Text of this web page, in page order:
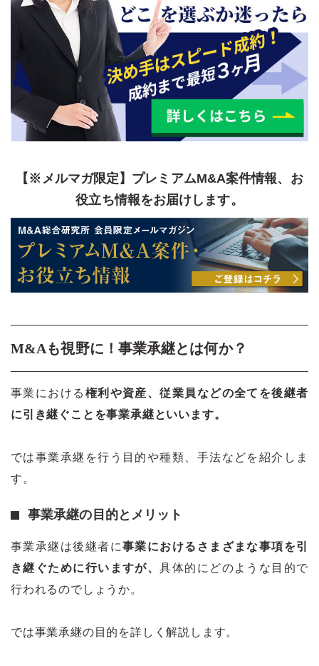
【※メルマガ限定】プレミアムM&A案件情報、お
役立ち情報をお届けします。
M&Aも視野に！事業承継とは何か？
事業における 権利や資産、従業員などの全てを後継者
に引き継ぐことを事業承継といいます。
では事業承継を行う目的や種類、手法などを紹介しま
す。
事業承継の目的とメリット
事業承継は後継者に事業におけるさまざまな事項を引
き継ぐために行いますが、具体的にどのような目的で
行われるのでしょうか。
では事業承継の目的を詳しく解説します。